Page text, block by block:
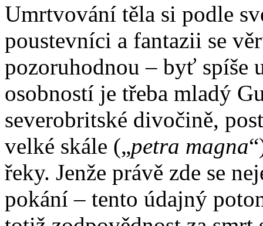
Umrtvování těla si podle
poustevníci a fantazii se
pozoruhodnou – byť spíše
osobností je třeba mladý
severobritské divočině,
velké skále („petra magna
řeky. Jenže právě zde se
pokání – tento údajný